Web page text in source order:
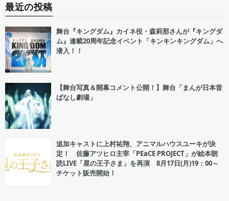
最近の投稿
舞台『キングダム』カイネ役・森莉那さんが『キングダ
ム』連載20周年記念イベント「キンキンキングダム」へ
潜入！！
【舞台写真＆開幕コメント公開！】舞台「まんが日本昔
ばなし劇場」
追加キャストに上村祐翔、アニマルハウスユーキが決
定！ 佐藤アツヒロ主宰「PEaCE PROJECT」が絵本朗
読LIVE「星の王子さま」を再演 8月17日(月)19：00～
チケット販売開始！